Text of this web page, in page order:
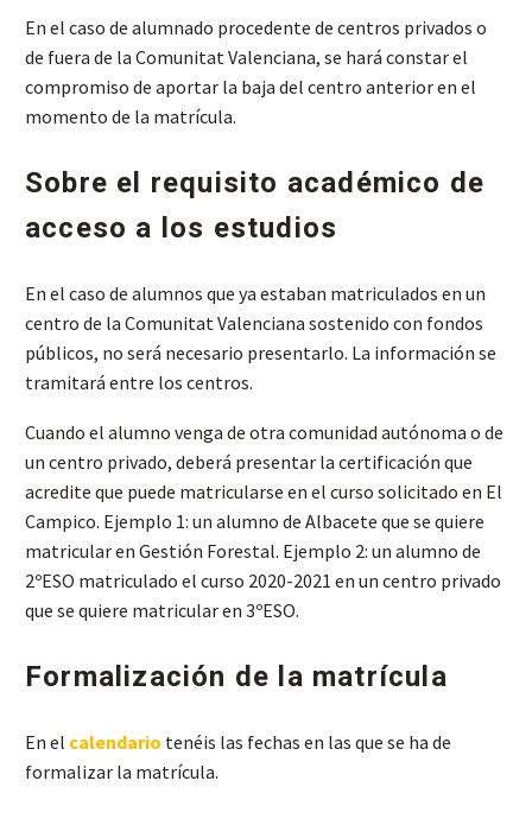
En el caso de alumnado procedente de centros privados o
de fuera de la Comunitat Valenciana, se hará constar el
compromiso de aportar la baja del centro anterior en el
momento de la matrícula.
Sobre el requisito académico de
acceso a los estudios
En el caso de alumnos que ya estaban matriculados en un
centro de la Comunitat Valenciana sostenido con fondos
públicos, no será necesario presentarlo. La información se
tramitará entre los centros.
Cuando el alumno venga de otra comunidad autónoma o de
un centro privado, deberá presentar la certificación que
acredite que puede matricularse en el curso solicitado en El
Campico. Ejemplo 1: un alumno de Albacete que se quiere
matricular en Gestión Forestal. Ejemplo 2: un alumno de
2ºESO matriculado el curso 2020-2021 en un centro privado
que se quiere matricular en 3ºESO.
Formalización de la matrícula
En el calendario tenéis las fechas en las que se ha de
formalizar la matrícula.